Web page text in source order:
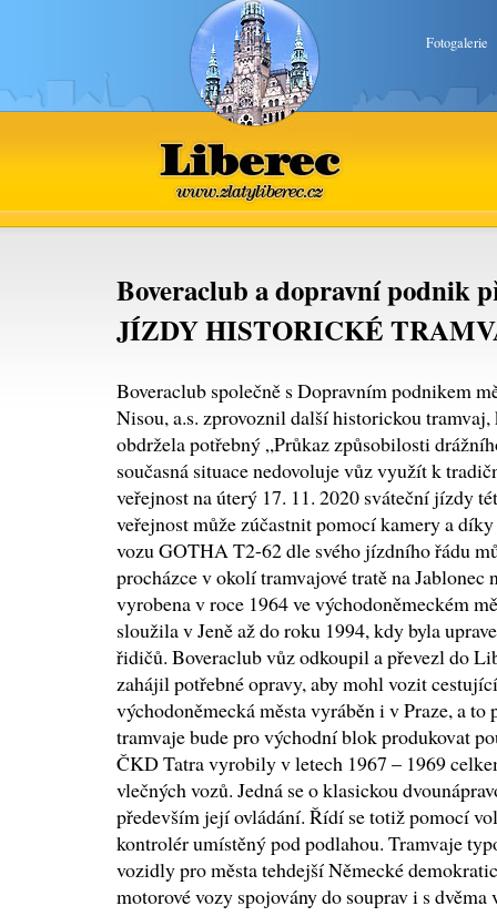
Fotogalerie
Liberec
www.zlatyliberec.cz
Boveraclub a dopravní
JÍZDY HISTORICKÉ
Boveraclub společně s Dopravním podnikem
Nisou, a.s. zprovoznil další historickou
obdržela potřebný „Průkaz způsobilosti
současná situace nedovoluje vůz využít k
veřejnost na úterý 17. 11. 2020 sváteční jízdy
veřejnost může zúčastnit pomocí kamery a
vozu GOTHA T2-62 dle svého jízdního řádu
procházce v okolí tramvajové tratě na
vyrobena v roce 1964 ve východoněmeckém
sloužila v Jeně až do roku 1994, kdy byla
řidičů. Boveraclub vůz odkoupil a převezl do
zahájil potřebné opravy, aby mohl vozit
východoněmecká města vyráběn i v Praze, a to
tramvaje bude pro východní blok produkovat
ČKD Tatra vyrobily v letech 1967 – 1969
vlečných vozů. Jedná se o klasickou
především její ovládání. Řídí se totiž pomocí
kontrolér umístěný pod podlahou. Tramvaje
vozidly pro města tehdejší Německé
motorové vozy spojovány do souprav i s